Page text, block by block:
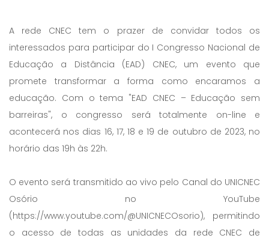
A rede CNEC tem o prazer de convidar todos os
interessados para participar do I Congresso Nacional de
Educação a Distância (EAD) CNEC, um evento que
promete transformar a forma como encaramos a
educação. Com o tema "EAD CNEC – Educação sem
barreiras", o congresso será totalmente on-line e
acontecerá nos dias 16, 17, 18 e 19 de outubro de 2023, no
horário das 19h às 22h.
O evento será transmitido ao vivo pelo Canal do UNICNEC
Osório no YouTube
(https://www.youtube.com/@UNICNECOsorio), permitindo
o acesso de todas as unidades da rede CNEC de